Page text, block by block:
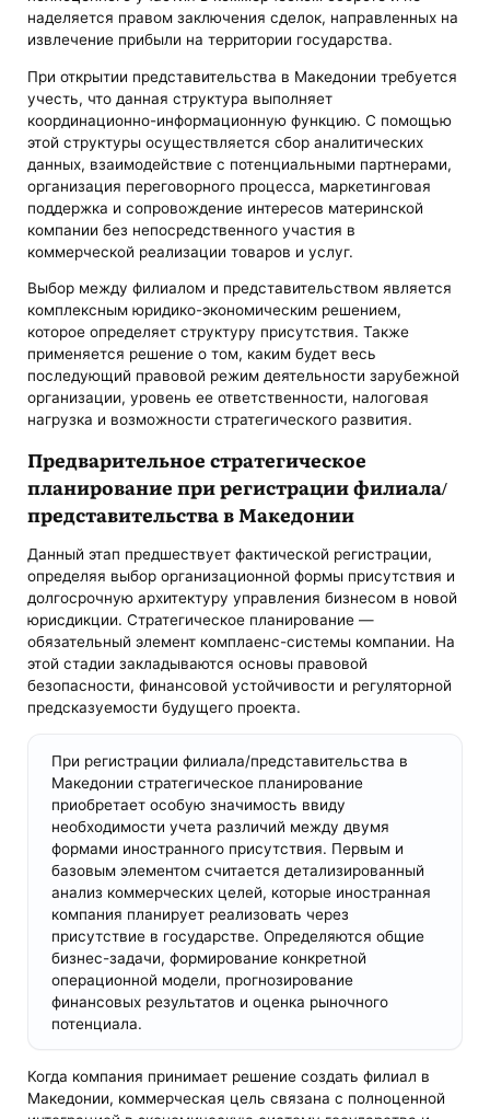
наделяется правом заключения сделок, направленных на
извлечение прибыли на территории государства.
При открытии представительства в Македонии требуется
учесть, что данная структура выполняет
координационно-информационную функцию. С помощью
этой структуры осуществляется сбор аналитических
данных, взаимодействие с потенциальными партнерами,
организация переговорного процесса, маркетинговая
поддержка и сопровождение интересов материнской
компании без непосредственного участия в
коммерческой реализации товаров и услуг.
Выбор между филиалом и представительством является
комплексным юридико-экономическим решением,
которое определяет структуру присутствия. Также
применяется решение о том, каким будет весь
последующий правовой режим деятельности зарубежной
организации, уровень ее ответственности, налоговая
нагрузка и возможности стратегического развития.
Предварительное стратегическое
планирование при регистрации филиала/
представительства в Македонии
Данный этап предшествует фактической регистрации,
определяя выбор организационной формы присутствия и
долгосрочную архитектуру управления бизнесом в новой
юрисдикции. Стратегическое планирование —
обязательный элемент комплаенс-системы компании. На
этой стадии закладываются основы правовой
безопасности, финансовой устойчивости и регуляторной
предсказуемости будущего проекта.
При регистрации филиала/представительства в
Македонии стратегическое планирование
приобретает особую значимость ввиду
необходимости учета различий между двумя
формами иностранного присутствия. Первым и
базовым элементом считается детализированный
анализ коммерческих целей, которые иностранная
компания планирует реализовать через
присутствие в государстве. Определяются общие
бизнес-задачи, формирование конкретной
операционной модели, прогнозирование
финансовых результатов и оценка рыночного
потенциала.
Когда компания принимает решение создать филиал в
Македонии, коммерческая цель связана с полноценной